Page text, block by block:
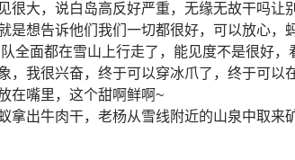
很大，说白岛高反好严重，无缘无故干吗
是想告诉他们我们一切都很好，可以放心，
全面都在雪山上行走了，能见度不是很好，
，我很兴奋，终于可以穿冰爪了，终于可
在嘴里，这个甜啊鲜啊~
拿出牛肉干，老杨从雪线附近的山泉中取来